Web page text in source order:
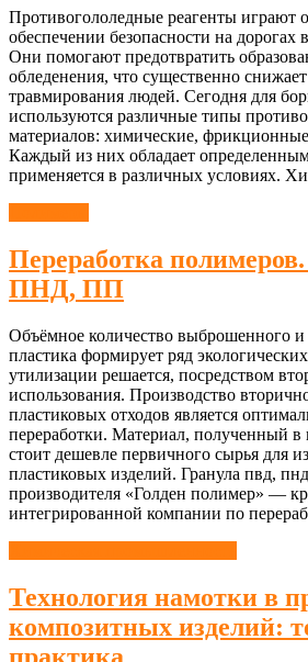
Противогололедные реагенты играют
обеспечении безопасности на дорогах
Они помогают предотвратить
обледенения, что существенно
травмирования людей. Сегодня для
используются различные типы
материалов: химические,
Каждый из них обладает
применяется в различных условиях.
Переработка
ПНД, ПП
Объёмное количество выброшенного и
пластика формирует ряд
утилизации решается, посредством
использования. Производство
пластиковых отходов является
переработки. Материал, полученный в
стоит дешевле первичного сырья для
пластиковых изделий. Гранула пвд,
производителя «Голден полимер» —
интегрированной компании по
Технология намотки в
композитных изделий: